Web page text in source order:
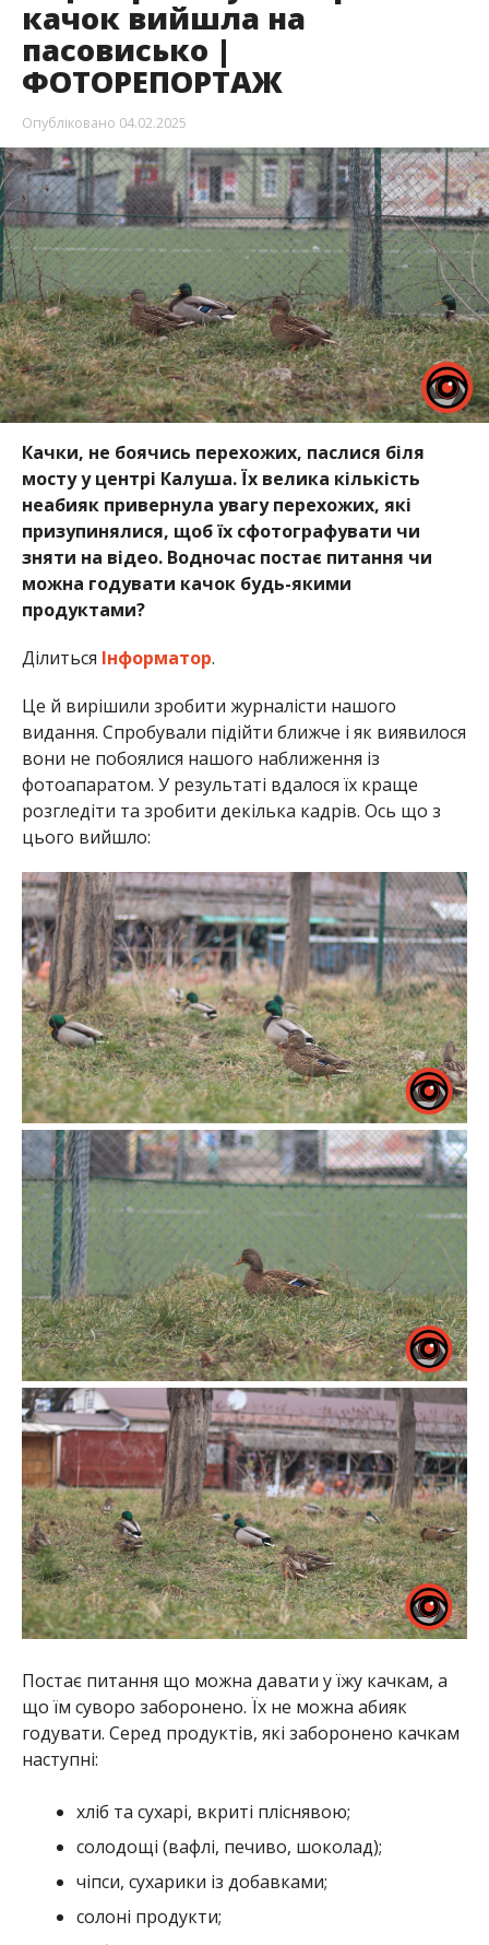
качок вийшла на
пасовисько |
ФОТОРЕПОРТАЖ
Опубліковано 04.02.2025
Качки, не боячись перехожих, паслися біля
мосту у центрі Калуша. Їх велика кількість
неабияк привернула увагу перехожих, які
призупинялися, щоб їх сфотографувати чи
зняти на відео. Водночас постає питання чи
можна годувати качок будь-якими
продуктами?
Ділиться Інформатор.
Це й вирішили зробити журналісти нашого
видання. Спробували підійти ближче і як виявилося
вони не побоялися нашого наближення із
фотоапаратом. У результаті вдалося їх краще
розгледіти та зробити декілька кадрів. Ось що з
цього вийшло:
Постає питання що можна давати у їжу качкам, а
що їм суворо заборонено. Їх не можна абияк
годувати. Серед продуктів, які заборонено качкам
наступні:
хліб та сухарі, вкриті пліснявою;
солодощі (вафлі, печиво, шоколад);
чіпси, сухарики із добавками;
солоні продукти;